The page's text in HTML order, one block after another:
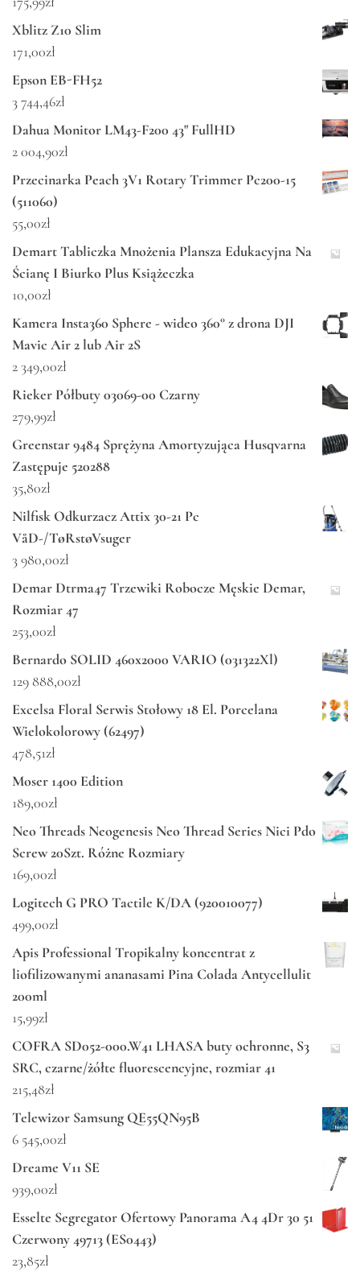
Xblitz Z10 Slim
171,00zł
Epson EB-FH52
3 744,46zł
Dahua Monitor LM43-F200 43" FullHD
2 004,90zł
Przecinarka Peach 3V1 Rotary Trimmer Pc200-15
(511060)
55,00zł
Demart Tabliczka Mnożenia Plansza Edukacyjna Na
Ścianę I Biurko Plus Książeczka
10,00zł
Kamera Insta360 Sphere - wideo 360° z drona DJI
Mavic Air 2 lub Air 2S
2 349,00zł
Rieker Półbuty 03069-00 Czarny
279,99zł
Greenstar 9484 Sprężyna Amortyzująca Husqvarna
Zastępuje 520288
35,80zł
Nilfisk Odkurzacz Attix 30-21 Pc
VåD-/TøRstøVsuger
3 980,00zł
Demar Dtrma47 Trzewiki Robocze Męskie Demar,
Rozmiar 47
253,00zł
Bernardo SOLID 460x2000 VARIO (031322Xl)
129 888,00zł
Excelsa Floral Serwis Stołowy 18 El. Porcelana
Wielokolorowy (62497)
478,51zł
Moser 1400 Edition
189,00zł
Neo Threads Neogenesis Neo Thread Series Nici Pdo
Screw 20Szt. Różne Rozmiary
169,00zł
Logitech G PRO Tactile K/DA (920010077)
499,00zł
Apis Professional Tropikalny koncentrat z
liofilizowanymi ananasami Pina Colada Antycellulit
200ml
15,99zł
COFRA SD052-000.W41 LHASA buty ochronne, S3
SRC, czarne/żółte fluorescencyjne, rozmiar 41
215,48zł
Telewizor Samsung QE55QN95B
6 545,00zł
Dreame V11 SE
939,00zł
Esselte Segregator Ofertowy Panorama A4 4Dr 30 51
Czerwony 49713 (ES0443)
23,85zł